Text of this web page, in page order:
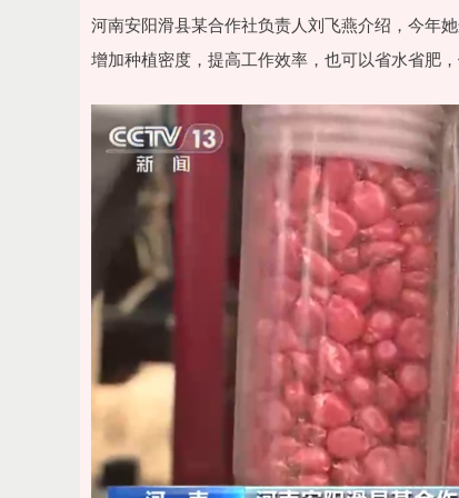
河南安阳滑县某合作社负责人刘飞燕介绍，今年
增加种植密度，提高工作效率，也可以省水省肥，